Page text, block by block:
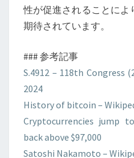
性が促進されることに
期待されています。
### 参考記事
S.4912 – 118th Congress
2024
History of bitcoin –
Cryptocurrencies jump
back above $97,000
Satoshi Nakamoto –